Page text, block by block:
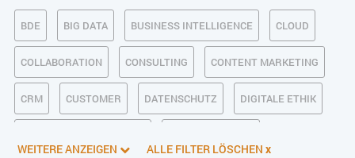
BDE BIG DATA BUSINESS INTELLIGENCE CLOUD
COLLABORATION CONSULTING CONTENT MARKETING
CRM CUSTOMER DATENSCHUTZ DIGITALE ETHIK
WEITERE ANZEIGEN ALLE FILTER LÖSCHEN x